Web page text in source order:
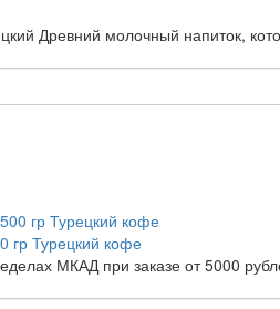
Древний молочный напиток,
гр Турецкий кофе
МКАД при заказе от 5000